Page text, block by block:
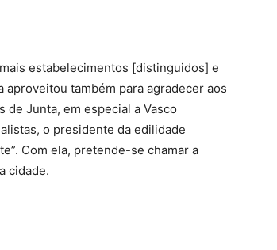
estabelecimentos [distinguidos] e
aproveitou também para agradecer aos
de Junta, em especial a Vasco
o presidente da edilidade
Com ela, pretende-se chamar a
cidade.